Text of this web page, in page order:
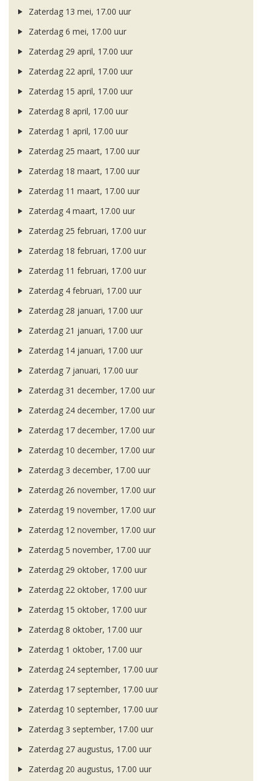
Zaterdag 13 mei, 17.00 uur
Zaterdag 6 mei, 17.00 uur
Zaterdag 29 april, 17.00 uur
Zaterdag 22 april, 17.00 uur
Zaterdag 15 april, 17.00 uur
Zaterdag 8 april, 17.00 uur
Zaterdag 1 april, 17.00 uur
Zaterdag 25 maart, 17.00 uur
Zaterdag 18 maart, 17.00 uur
Zaterdag 11 maart, 17.00 uur
Zaterdag 4 maart, 17.00 uur
Zaterdag 25 februari, 17.00 uur
Zaterdag 18 februari, 17.00 uur
Zaterdag 11 februari, 17.00 uur
Zaterdag 4 februari, 17.00 uur
Zaterdag 28 januari, 17.00 uur
Zaterdag 21 januari, 17.00 uur
Zaterdag 14 januari, 17.00 uur
Zaterdag 7 januari, 17.00 uur
Zaterdag 31 december, 17.00 uur
Zaterdag 24 december, 17.00 uur
Zaterdag 17 december, 17.00 uur
Zaterdag 10 december, 17.00 uur
Zaterdag 3 december, 17.00 uur
Zaterdag 26 november, 17.00 uur
Zaterdag 19 november, 17.00 uur
Zaterdag 12 november, 17.00 uur
Zaterdag 5 november, 17.00 uur
Zaterdag 29 oktober, 17.00 uur
Zaterdag 22 oktober, 17.00 uur
Zaterdag 15 oktober, 17.00 uur
Zaterdag 8 oktober, 17.00 uur
Zaterdag 1 oktober, 17.00 uur
Zaterdag 24 september, 17.00 uur
Zaterdag 17 september, 17.00 uur
Zaterdag 10 september, 17.00 uur
Zaterdag 3 september, 17.00 uur
Zaterdag 27 augustus, 17.00 uur
Zaterdag 20 augustus, 17.00 uur